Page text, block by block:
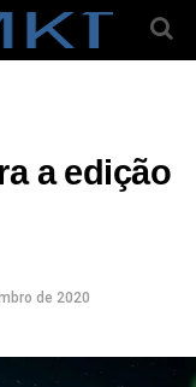
a edição
de 2020